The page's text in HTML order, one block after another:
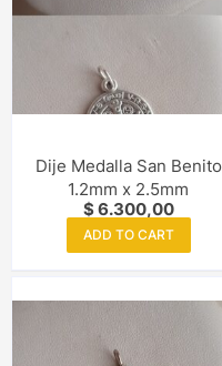
Dije Medalla San Benito
1.2mm x 2.5mm
$6.300,00
ADD TO CART